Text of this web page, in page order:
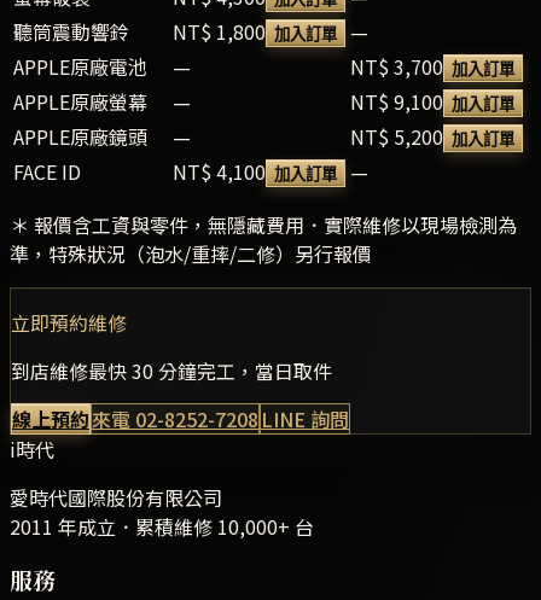
聽筒震動響鈴
NT$ 1,800 加入訂單
—
APPLE原廠電池
— NT$ 3,700 加入訂單
APPLE原廠螢幕 — NT$ 9,100 加入訂單
APPLE原廠鏡頭 — NT$ 5,200 加入訂單
FACE ID NT$ 4,100 加入訂單
—
＊ 報價含工資與零件，無隱藏費用．實際維修以現場檢測為
準，特殊狀況（泡水/重摔/二修）另行報價
立即預約維修
到店維修最快 30 分鐘完工，當日取件
線上預約來電 02-8252-7208 LINE 詢問
i時代
愛時代國際股份有限公司
2011 年成立．累積維修 10,000+ 台
服務